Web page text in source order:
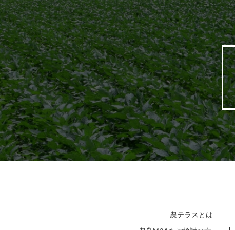
農テラスとは